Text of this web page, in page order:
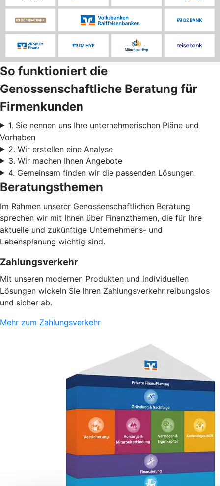
So funktioniert die
Genossenschaftliche Beratung für
Firmenkunden
1. Sie nennen uns Ihre unternehmerischen Pläne und
Vorhaben
2. Wir erstellen eine Analyse
3. Wir machen Ihnen Angebote
4. Gemeinsam finden wir die passenden Lösungen
Beratungsthemen
Im Rahmen unserer Genossenschaftlichen Beratung
sprechen wir mit Ihnen über Finanzthemen, die für Ihre
aktuelle und zukünftige Unternehmens- und
Lebensplanung wichtig sind.
Zahlungsverkehr
Mit unseren modernen Produkten und individuellen
Lösungen wickeln Sie Ihren Zahlungsverkehr reibungslos
und sicher ab.
Mehr zum Zahlungsverkehr